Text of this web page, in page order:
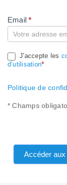
Compte
Email*
J'accepte les
d’utilisation*
Politique de
* Champs
Accéder